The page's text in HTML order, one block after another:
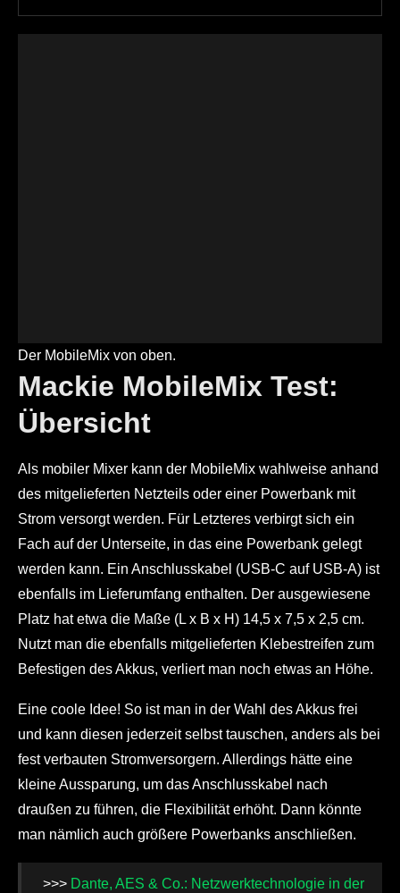
Der MobileMix von oben.
Mackie MobileMix Test:
Übersicht
Als mobiler Mixer kann der MobileMix wahlweise anhand
des mitgelieferten Netzteils oder einer Powerbank mit
Strom versorgt werden. Für Letzteres verbirgt sich ein
Fach auf der Unterseite, in das eine Powerbank gelegt
werden kann. Ein Anschlusskabel (USB-C auf USB-A) ist
ebenfalls im Lieferumfang enthalten. Der ausgewiesene
Platz hat etwa die Maße (L x B x H) 14,5 x 7,5 x 2,5 cm.
Nutzt man die ebenfalls mitgelieferten Klebestreifen zum
Befestigen des Akkus, verliert man noch etwas an Höhe.
Eine coole Idee! So ist man in der Wahl des Akkus frei
und kann diesen jederzeit selbst tauschen, anders als bei
fest verbauten Stromversorgern. Allerdings hätte eine
kleine Aussparung, um das Anschlusskabel nach
draußen zu führen, die Flexibilität erhöht. Dann könnte
man nämlich auch größere Powerbanks anschließen.
>>> Dante, AES & Co.: Netzwerktechnologie in der